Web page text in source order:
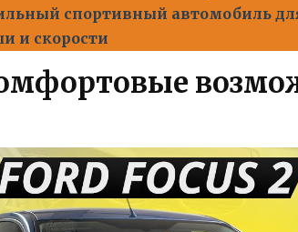
спортивный автомобиль
и скорости